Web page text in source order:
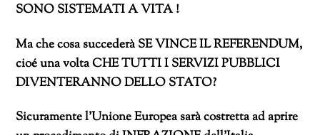
SONO SISTEMATI A VITA !
Ma che cosa succederà SE VINCE IL REFERENDUM,
cioé una volta CHE TUTTI I SERVIZI PUBBLICI
DIVENTERANNO DELLO STATO?
Sicuramente l’Unione Europea sarà costretta ad aprire